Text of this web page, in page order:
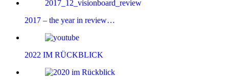
2017 – the year in review…
2022 IM RÜCKBLICK